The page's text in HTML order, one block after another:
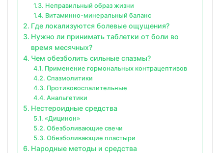
Неправильный образ жизни
Витаминно-минеральный баланс
Где локализуются болевые ощущения?
Нужно ли принимать таблетки от боли во
время месячных?
Чем обезболить сильные спазмы?
Применение гормональных контрацептивов
Спазмолитики
Противовоспалительные
Анальгетики
Нестероидные средства
«Дицинон»
Обезболивающие свечи
Обезболивающие пластыри
Народные методы и средства